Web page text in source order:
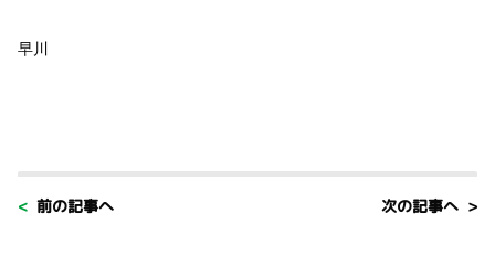
早川
< 前の記事へ 次の記事へ >